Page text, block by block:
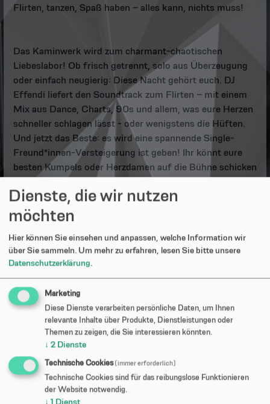
Flirten, tanzen, Spaß haben – alles kann, nichts muss!
Das Kaminwerk wird zum charmant-chaotischen
Liebeslabor! Ob frisch getrennt, solo aus Überzeugung
oder einfach neugierig: Diese Nacht gehört euch. DJ
Effendi liefert den Soundtrack zum Flirten – mit einem
Mix aus Dance, Charts, 90s und allem, was eure Herzen
schneller schlagen lässt - oder wenigstens die Hüften.
Und jetzt das Beste: es wird eine spannende Single-
Freund*innen-Versteigerung ist geben! Ihr könnt eure
besten Kumpels oder Herzdamen auf die Bühne schicken
Augenzwinkern. Alles für einen guten Zweck. Und wer
weiß: Vielleicht wird aus Spaß ja Sympathie... oder
mehr?
Drinks? Gibt's. Tanzfläche? Glüht.
Langeweile? Muss draußen bleiben.
Pärchen willkommen – aber nur, wenn sie nicht zu sehr
Die Spendeneinnahmen gehen an die Wärmestube der
Caritas Memmingen, und werden in eine
Weihnachtsfeier für Obdachlose und Menschen, die an
Weihnachten alleine sind, investiert.
Dienste, die wir nutzen
möchten
Hier können Sie einsehen und anpassen, welche Information wir
über Sie sammeln. Um mehr zu erfahren, lesen Sie bitte unsere
Datenschutzerklärung.
Marketing
Diese Dienste verarbeiten persönliche Daten, um Ihnen
relevante Inhalte über Produkte, Dienstleistungen oder
Themen zu zeigen, die Sie interessieren könnten.
↓ 2 Dienste
Technische Cookies (immer erforderlich)
Technische Cookies sind für das reibungslose Funktionieren
der Website notwendig.
↓ 1 Dienst